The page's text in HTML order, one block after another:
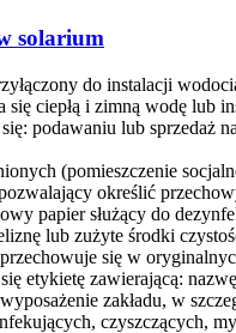
solarium
do instalacji
się ciepłą i zimną wodę lub
się: podawaniu lub
(pomieszczenie
określić
papier służący do
lub zużyte środki
się w
etykietę zawierającą:
zakładu, w
czyszczących,